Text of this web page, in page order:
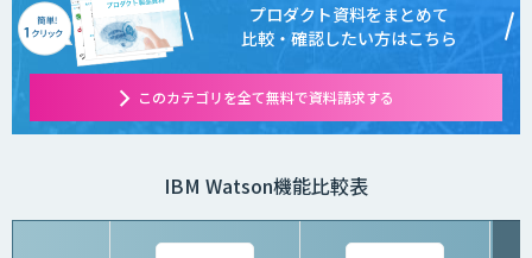
プロダクト資料をまとめて
比較・確認したい方はこちら
このカテゴリを全て無料で資料請求する
IBM Watson機能比較表